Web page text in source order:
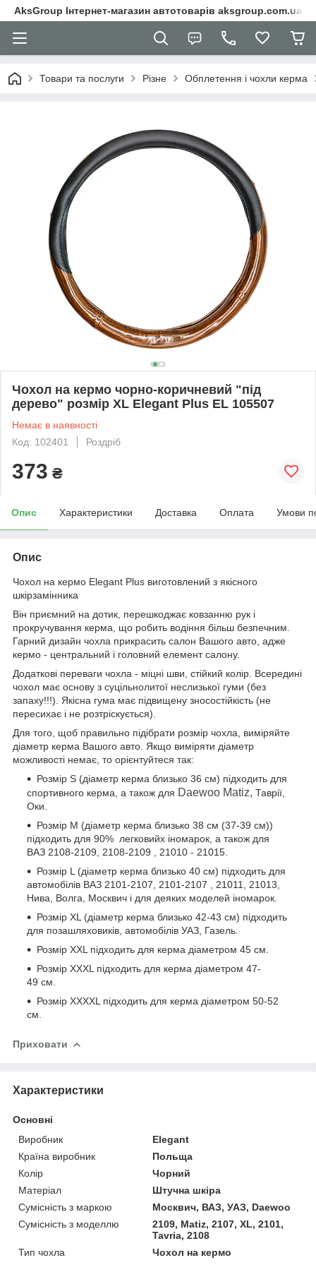
AksGroup Інтернет-магазин автотоварів aksgroup.com.ua
Товари та послуги Різне Обплетення і чохли керма
Чохол на кермо чорно-коричневий "під
дерево" розмір ХL Elegant Plus EL 105507
Немає в наявності
Код: 102401
Роздріб
373 ₴
Опис Характеристики Доставка Оплата Умови
Опис
Чохол на кермо Elegant Plus виготовлений з якісного
шкірзамінника
Він приємний на дотик, перешкоджає ковзанню рук і
прокручування керма, що робить водіння більш безпечним.
Гарний дизайн чохла прикрасить салон Вашого авто, адже
кермо - центральний і головний елемент салону.
Додаткові переваги чохла - міцні шви, стійкий колір. Всередині
чохол має основу з суцільнолитої неслизької гуми (без
запаху!!!). Якісна гума має підвищену зносостійкість (не
пересихає і не розтріскується).
Для того, щоб правильно підібрати розмір чохла, виміряйте
діаметр керма Вашого авто. Якщо виміряти діаметр
можливості немає, то орієнтуйтеся так:
Розмір S (діаметр керма близько 36 см) підходить для
спортивного керма, а також для Daewoo Matiz, Таврії,
Оки.
Розмір М (діаметр керма близько 38 см (37-39 см))
підходить для 90% легковийх іномарок, а також для
ВАЗ 2108-2109, 2108-2109 , 21010 - 21015.
Розмір L (діаметр керма близько 40 см) підходить для
автомобілів ВАЗ 2101-2107, 2101-2107 , 21011, 21013,
Нива, Волга, Москвич і для деяких моделей іномарок.
Розмір XL (діаметр керма близько 42-43 см) підходить
для позашляховиків, автомобілів УАЗ, Газель.
Розмір XXL підходить для керма діаметром 45 см.
Розмір XXXL підходить для керма діаметром 47-
49 см.
Розмір XXXXL підходить для керма діаметром 50-52
см.
Приховати
Характеристики
Основні
Виробник
Elegant
Країна виробник
Польща
Колір
Чорний
Матеріал
Штучна шкіра
Сумісність з маркою
Москвич, ВАЗ, УАЗ, Daewoo
Сумісність з моделлю
2109, Matiz, 2107, XL, 2101,
Tavria, 2108
Тип чохла
Чохол на кермо